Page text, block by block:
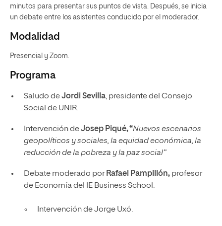
minutos para presentar sus puntos de vista. Después, se inicia
un debate entre los asistentes conducido por el moderador.
Modalidad
Presencial y Zoom.
Programa
Saludo deJordi Sevilla, presidente del Consejo
Social de UNIR.
Intervención deJosep Piqué, “Nuevos escenarios
geopolíticos y sociales, la equidad económica, la
reducción de la pobreza y la paz social”
Debate moderado por Rafael Pampillón, profesor
de Economía del IE Business School.
Intervención de Jorge Uxó.